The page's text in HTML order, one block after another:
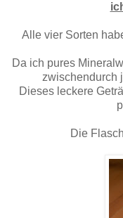
Alle vier Sorten
Da ich pures
zwischendurch
Dieses leckere
Die